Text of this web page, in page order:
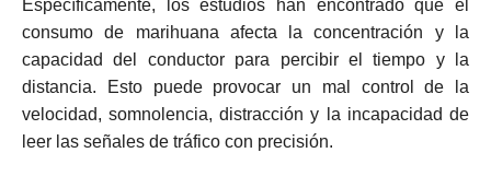
Específicamente, los estudios han encontrado que el
consumo de marihuana afecta la concentración y la
capacidad del conductor para percibir el tiempo y la
distancia.
Esto puede provocar un mal control de la
velocidad, somnolencia, distracción y la incapacidad de
leer las señales de tráfico con precisión.